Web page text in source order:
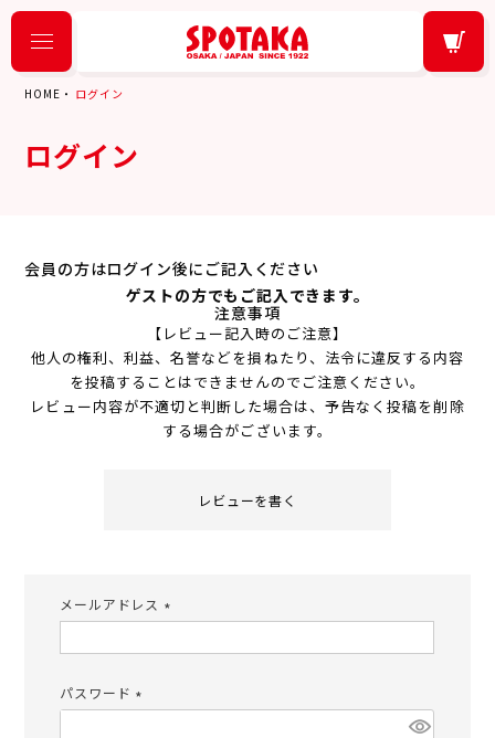
HOME ログイン
ログイン
会員の方はログイン後にご記入ください
ゲストの方でもご記入できます。
注意事項
【レビュー記入時のご注意】
他人の権利、利益、名誉などを損ねたり、法令に違反する内容
を投稿することはできませんのでご注意ください。
レビュー内容が不適切と判断した場合は、予告なく投稿を削除
する場合がございます。
レビューを書く
メールアドレス
須)
パスワード